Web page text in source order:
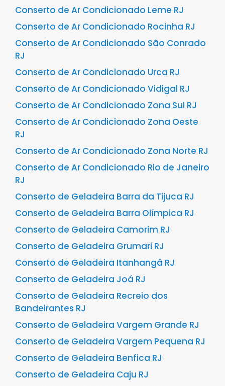
Conserto de Ar Condicionado Leme RJ
Conserto de Ar Condicionado Rocinha RJ
Conserto de Ar Condicionado São Conrado
RJ
Conserto de Ar Condicionado Urca RJ
Conserto de Ar Condicionado Vidigal RJ
Conserto de Ar Condicionado Zona Sul RJ
Conserto de Ar Condicionado Zona Oeste
RJ
Conserto de Ar Condicionado Zona Norte RJ
Conserto de Ar Condicionado Rio de Janeiro
RJ
Conserto de Geladeira Barra da Tijuca RJ
Conserto de Geladeira Barra Olímpica RJ
Conserto de Geladeira Camorim RJ
Conserto de Geladeira Grumari RJ
Conserto de Geladeira Itanhangá RJ
Conserto de Geladeira Joá RJ
Conserto de Geladeira Recreio dos
Bandeirantes RJ
Conserto de Geladeira Vargem Grande RJ
Conserto de Geladeira Vargem Pequena RJ
Conserto de Geladeira Benfica RJ
Conserto de Geladeira Caju RJ